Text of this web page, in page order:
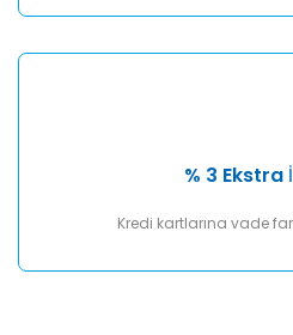
% 3 Ekstra
Kredi kartlarına vade